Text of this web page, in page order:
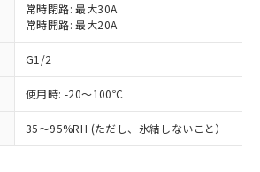
常時閉路: 最大30A
常時開路: 最大20A
G1/2
使用時: -20～100℃
35～95%RH (ただし、氷結しないこと）
況
：EU RoHS指令（10物質）の